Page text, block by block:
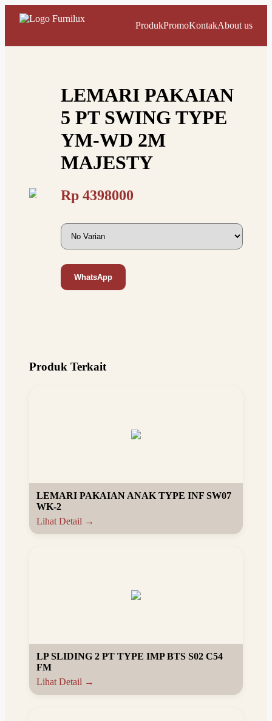
ProdukPromoKontakAbout us
LEMARI PAKAIAN
5 PT SWING TYPE
YM-WD 2M
MAJESTY
Rp 4398000
WhatsApp
Produk Terkait
LEMARI PAKAIAN ANAK TYPE INF SW07
WK-2
Lihat Detail →
LP SLIDING 2 PT TYPE IMP BTS S02 C54
FM
Lihat Detail →